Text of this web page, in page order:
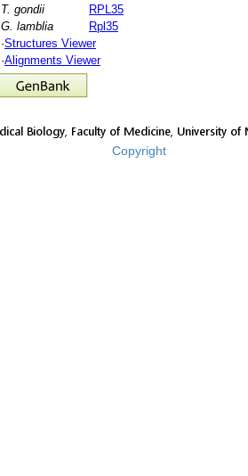
T. gondii
RPL35
G. lamblia
Rpl35
·Structures Viewer
·Alignments Viewer
Copyright